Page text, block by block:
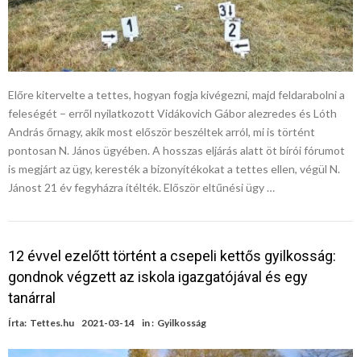
Előre kitervelte a tettes, hogyan fogja kivégezni, majd feldarabolni a
feleségét – erről nyilatkozott Vidákovich Gábor alezredes és Lóth
András őrnagy, akik most először beszéltek arról, mi is történt
pontosan N. János ügyében. A hosszas eljárás alatt öt bírói fórumot
is megjárt az ügy, keresték a bizonyítékokat a tettes ellen, végül N.
Jánost 21 év fegyházra ítélték. Először eltűnési ügy …
12 évvel ezelőtt történt a csepeli kettős gyilkosság:
gondnok végzett az iskola igazgatójával és egy
tanárral
Írta: Tettes.hu 2021-03-14 in : Gyilkosság